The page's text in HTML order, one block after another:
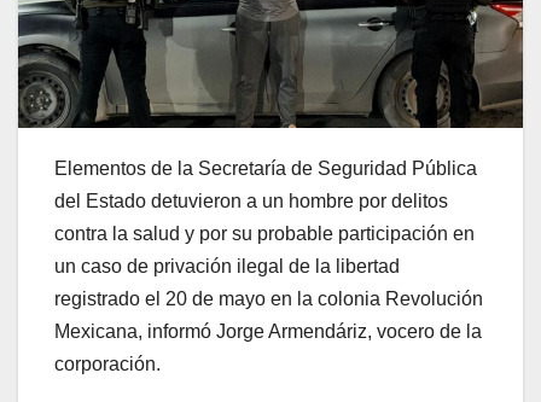
Elementos de la Secretaría de Seguridad Pública
del Estado detuvieron a un hombre por delitos
contra la salud y por su probable participación en
un caso de privación ilegal de la libertad
registrado el 20 de mayo en la colonia Revolución
Mexicana, informó Jorge Armendáriz, vocero de la
corporación.